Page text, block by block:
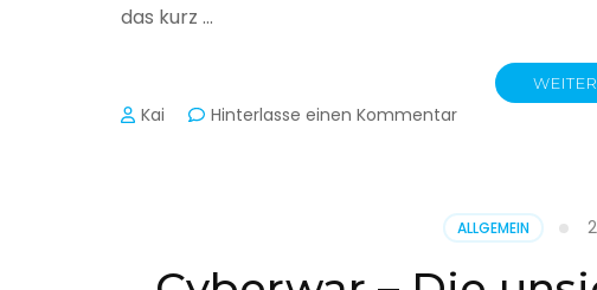
das kurz …
Kai Hinterlasse einen Kommentarzu
rot
ALLGEMEIN